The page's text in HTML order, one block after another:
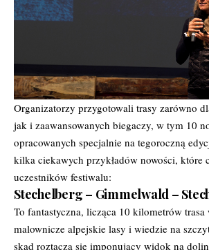
Organizatorzy przygotowali trasy zarówno
jak i zaawansowanych biegaczy, w tym 10
opracowanych specjalnie na tegoroczną
kilka ciekawych przykładów nowości, które
uczestników festiwalu:
Stechelberg – Gimmelwald –
To fantastyczna, licząca 10 kilometrów trasa
malownicze alpejskie lasy i wiedzie na
skąd roztacza się imponujący widok na